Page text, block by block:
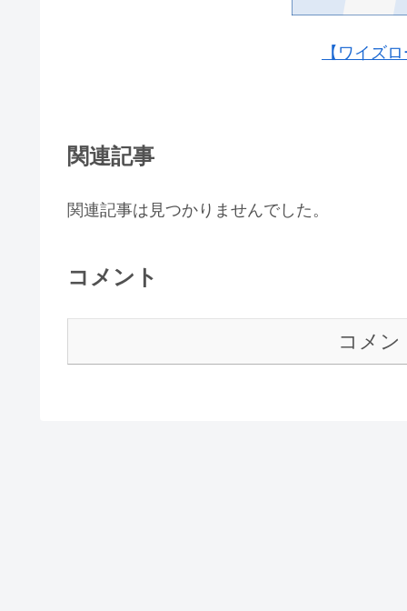
【ワイズ
関連記事
関連記事は見つかりませんでした。
コメント
コメン